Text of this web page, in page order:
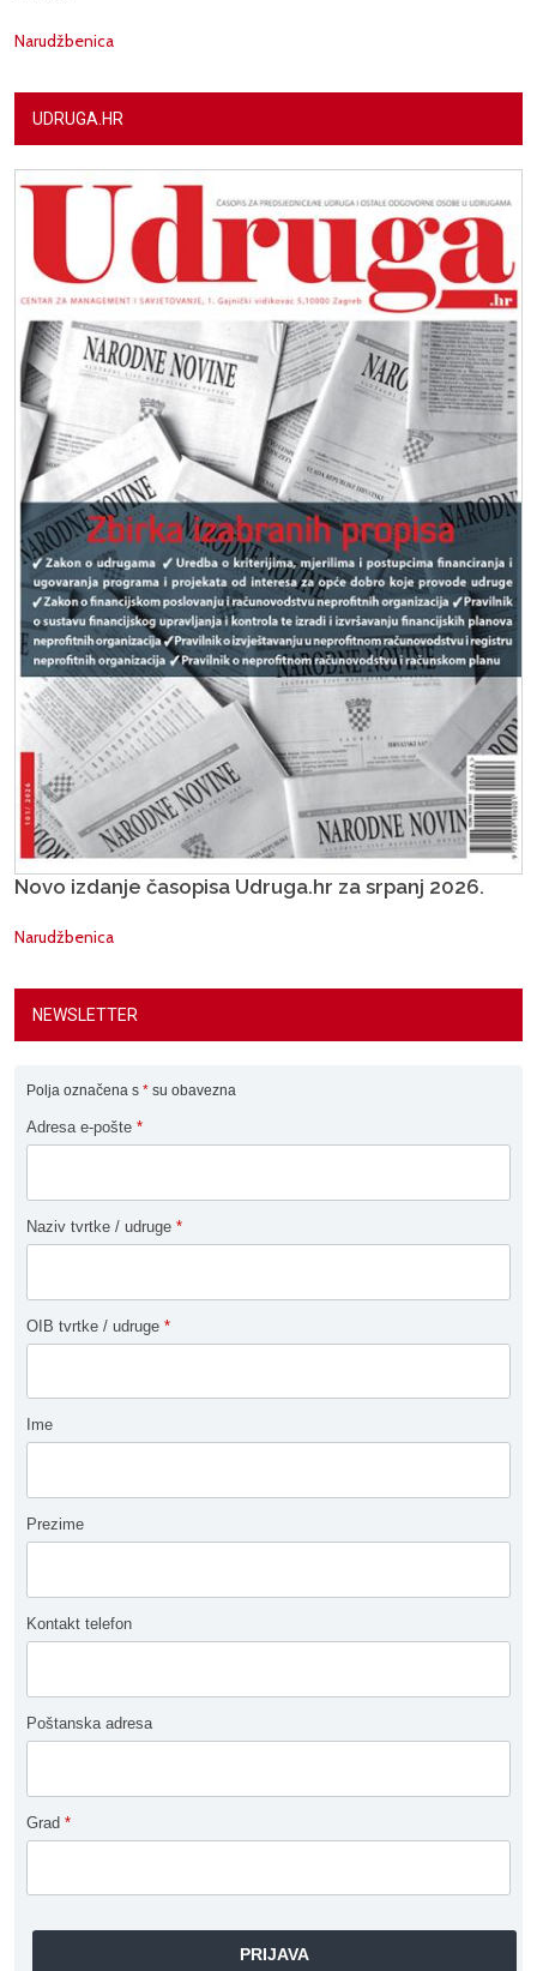
Narudžbenica
UDRUGA.HR
Novo izdanje časopisa Udruga.hr za srpanj 2026.
Narudžbenica
NEWSLETTER
Polja označena s * su obavezna
Adresa e-pošte *
Naziv tvrtke / udruge *
OIB tvrtke / udruge *
Ime
Prezime
Kontakt telefon
Poštanska adresa
Grad *